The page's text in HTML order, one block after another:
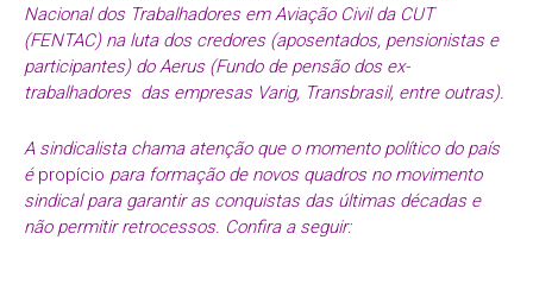
Nacional dos Trabalhadores em Aviação Civil da CUT
(FENTAC) na luta dos credores (aposentados, pensionistas e
participantes) do Aerus (Fundo de pensão dos ex-
trabalhadores das empresas Varig, Transbrasil, entre outras).
A sindicalista chama atenção que o momento político do país
épropício para formação de novos quadros no movimento
sindical para garantir as conquistas das últimas décadas e
não permitir retrocessos. Confira a seguir: